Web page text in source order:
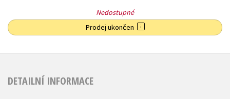
Nedostupné
Prodej ukončen
DETAILNÍ INFORMACE